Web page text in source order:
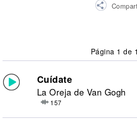
Página 1 de 1
Cuídate
La Oreja de Van Gogh
157